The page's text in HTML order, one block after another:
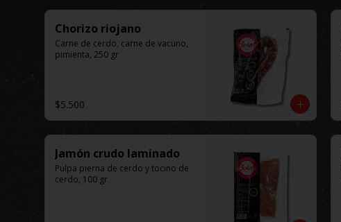
Chorizo riojano
Carne de cerdo, carne de vacuno,
pimienta, 250 gr
$5.500
Jamón crudo laminado
Pulpa pierna de cerdo y tocino de
cerdo, 100 gr